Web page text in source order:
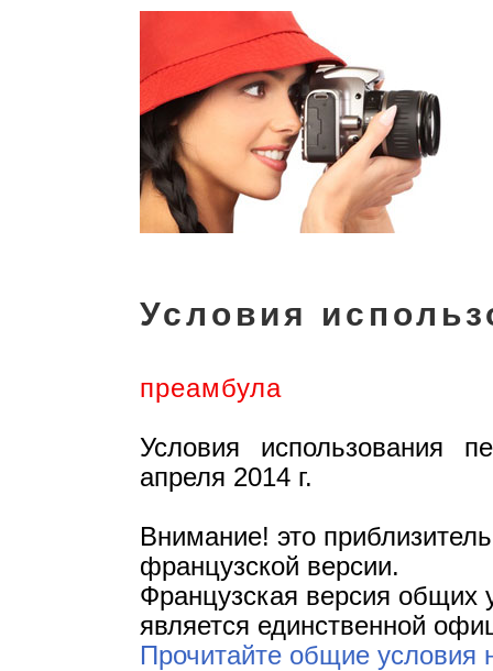
Условия
преамбула
Условия использования
апреля 2014 г.
Внимание! это
французской версии.
Французская версия общих
является единственной
Прочитайте общие условия